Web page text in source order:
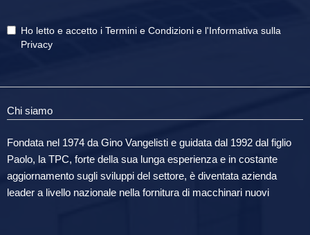
Ho letto e accetto i Termini e Condizioni e l'Informativa sulla
Privacy
Chi siamo
Fondata nel 1974 da Gino Vangelisti e guidata dal 1992 dal figlio
Paolo, la TPC, forte della sua lunga esperienza e in costante
aggiornamento sugli sviluppi del settore, è diventata azienda
leader a livello nazionale nella fornitura di macchinari nuovi